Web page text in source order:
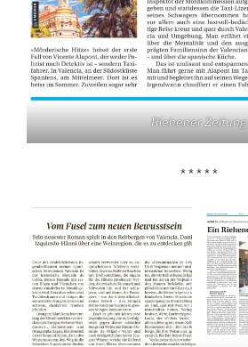
Riehener Zeitung
* * * * *